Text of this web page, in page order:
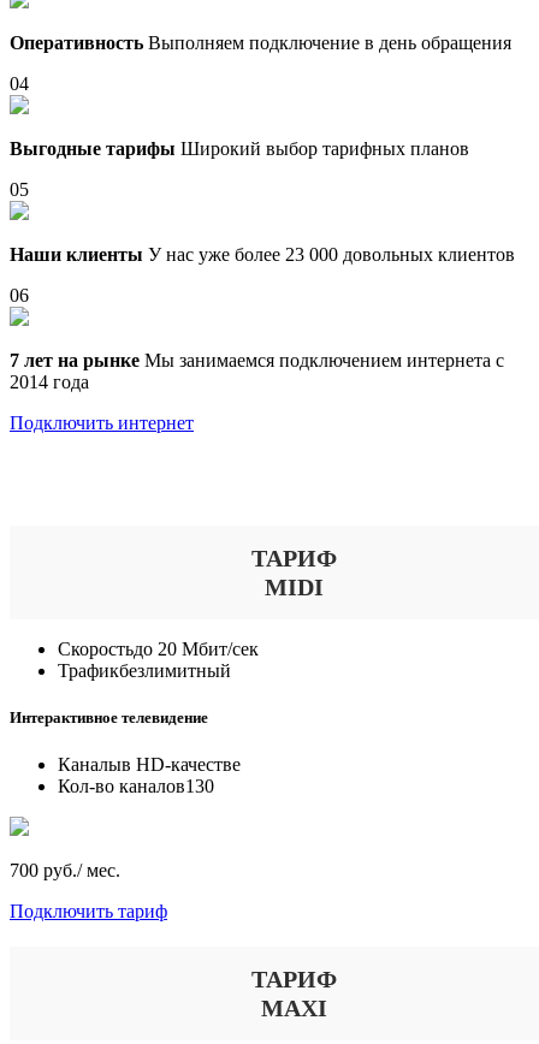
Оперативность Выполняем подключение в день обращения
04
Выгодные тарифы Широкий выбор тарифных планов
05
Наши клиенты У нас уже более 23 000 довольных клиентов
06
7 лет на рынке Мы занимаемся подключением интернета с
2014 года
Подключить интернет
ТАРИФ
MIDI
Скоростьдо 20 Мбит/сек
Трафикбезлимитный
Интерактивное телевидение
Каналыв HD-качестве
Кол-во каналов130
700 руб./ мес.
Подключить тариф
ТАРИФ
MAXI